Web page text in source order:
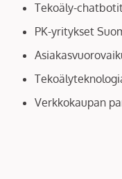
Tekoäly-
PK-yritykset
Verkkokaupan